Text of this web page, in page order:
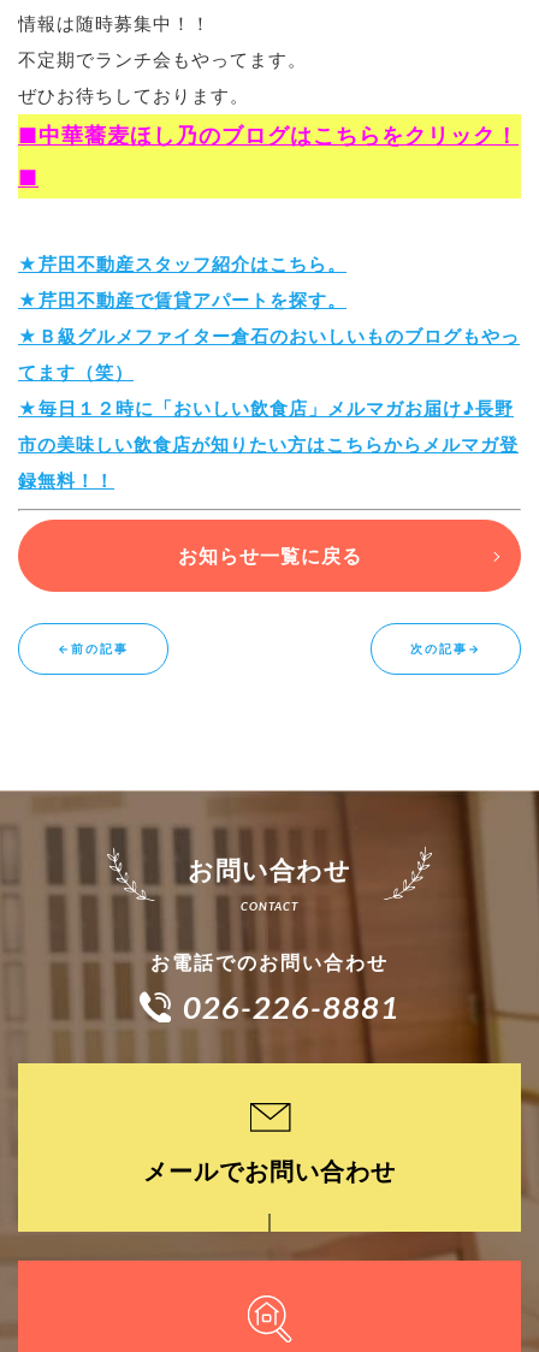
退去連絡フォームはこちら
情報は随時募集中！！
不定期でランチ会もやってます。
ぜひお待ちしております。
■中華蕎麦ほし乃のブログはこちらをクリック！
■
★芹田不動産スタッフ紹介はこちら。
★芹田不動産で賃貸アパートを探す。
★Ｂ級グルメファイター倉石のおいしいものブログもやっ
てます（笑）
★毎日１２時に「おいしい飲食店」メルマガお届け♪長野
市の美味しい飲食店が知りたい方はこちらからメルマガ登
録無料！！
お知らせ一覧に戻る
←前の記事 次の記事→
お問い合わせ
お電話でのお問い合わせ
026-226-8881
メールでお問い合わせ